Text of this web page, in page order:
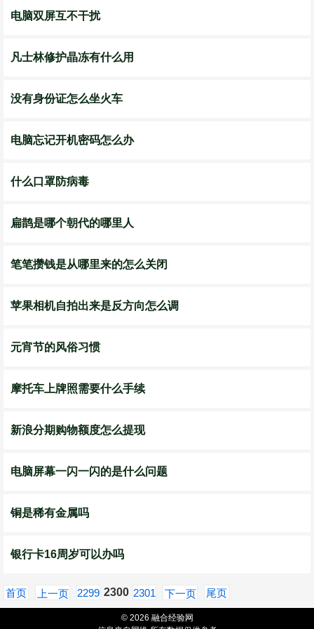
电脑双屏互不干扰
凡士林修护晶冻有什么用
没有身份证怎么坐火车
电脑忘记开机密码怎么办
什么口罩防病毒
扁鹊是哪个朝代的哪里人
笔笔攒钱是从哪里来的怎么关闭
苹果相机自拍出来是反方向怎么调
元宵节的风俗习惯
摩托车上牌照需要什么手续
新浪分期购物额度怎么提现
电脑屏幕一闪一闪的是什么问题
铜是稀有金属吗
银行卡16周岁可以办吗
首页 上一页 2299 2300 2301 下一页 尾页
© 2026 融合经验网